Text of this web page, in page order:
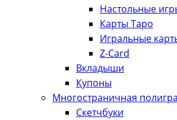
Настольные
Карты Таро
Игральные
Z-Card
Вкладыши
Купоны
Многостраничная
Скетчбуки